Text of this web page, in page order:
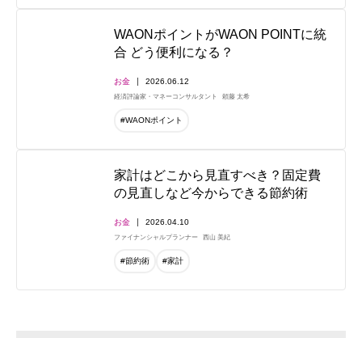
WAONポイントがWAON POINTに統
合 どう便利になる？
お金 2026.06.12
経済評論家・マネーコンサルタント 頼藤 太希
#WAONポイント
家計はどこから見直すべき？固定費
の見直しなど今からできる節約術
お金 2026.04.10
ファイナンシャルプランナー 西山 美紀
#節約術 #家計